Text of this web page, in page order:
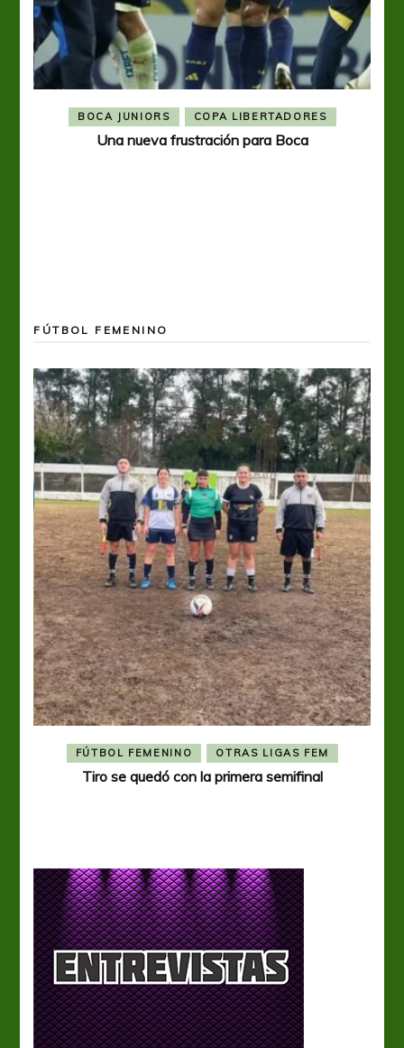
BOCA JUNIORS COPA LIBERTADORES
Una nueva frustración para Boca
FÚTBOL FEMENINO
FÚTBOL FEMENINO OTRAS LIGAS FEM
Tiro se quedó con la primera semifinal